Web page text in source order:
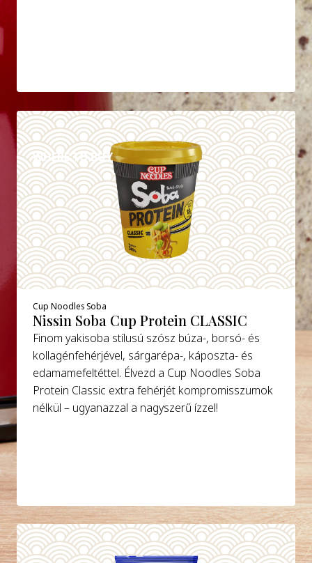
WHERE TO BUY
DETAILS
Cup Noodles Soba
Nissin Soba Cup Protein CLASSIC
Finom yakisoba stílusú szósz búza-, borsó- és
kollagénfehérjével, sárgarépa-, káposzta- és
edamamefeltéttel. Élvezd a Cup Noodles Soba
Protein Classic extra fehérjét kompromisszumok
nélkül – ugyanazzal a nagyszerű ízzel!
DETAILS